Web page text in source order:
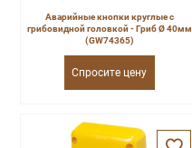
Аварийные кнопки круглые с
грибовидной головкой - Гриб Ø 40мм
(GW74365)
Спросите цену